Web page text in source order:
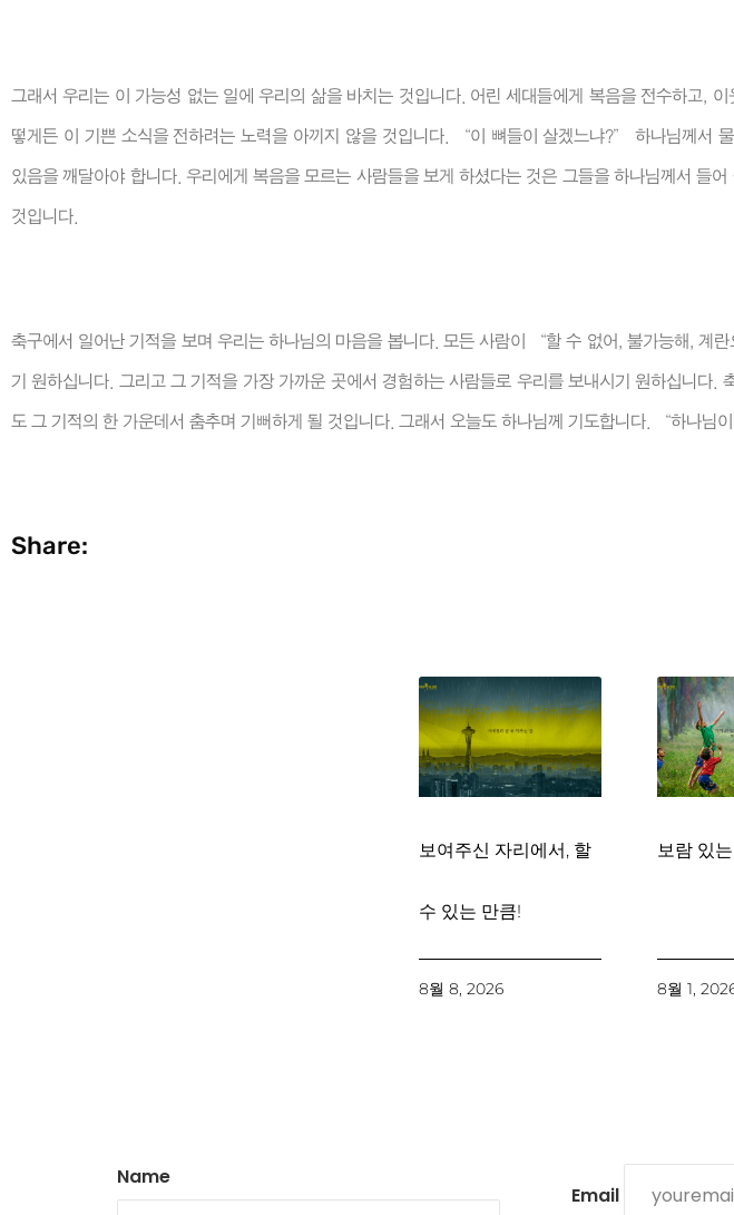
그래서 우리는 이 가능성 없는 일에 우리의 삶을 바치는 것입니다. 어린 세대들에게 복음을 전수하고,
떻게든 이 기쁜 소식을 전하려는 노력을 아끼지 않을 것입니다. “이 뼈들이 살겠느냐?” 하나님께서
있음을 깨달아야 합니다. 우리에게 복음을 모르는 사람들을 보게 하셨다는 것은 그들을 하나님께서 들
것입니다.
축구에서 일어난 기적을 보며 우리는 하나님의 마음을 봅니다. 모든 사람이 “할 수 없어, 불가능해, 계
기 원하십니다. 그리고 그 기적을 가장 가까운 곳에서 경험하는 사람들로 우리를 보내시기 원하십니다.
도 그 기적의 한 가운데서 춤추며 기뻐하게 될 것입니다. 그래서 오늘도 하나님께 기도합니다. “하나님
Share:
보여주신 자리에서, 할
수 있는 만큼!
8월 8, 2026
보람 있
8월 1,
Name
Email